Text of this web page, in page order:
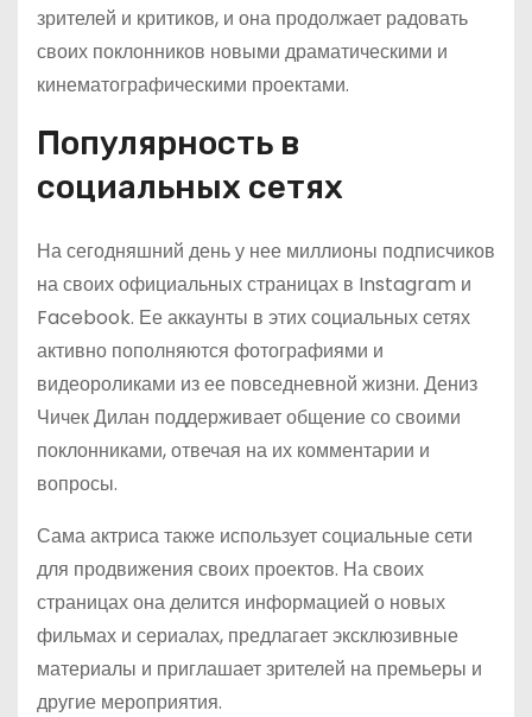
зрителей и критиков, и она продолжает радовать
своих поклонников новыми драматическими и
кинематографическими проектами.
Популярность в
социальных сетях
На сегодняшний день у нее миллионы подписчиков
на своих официальных страницах в Instagram и
Facebook. Ее аккаунты в этих социальных сетях
активно пополняются фотографиями и
видеороликами из ее повседневной жизни. Дениз
Чичек Дилан поддерживает общение со своими
поклонниками, отвечая на их комментарии и
вопросы.
Сама актриса также использует социальные сети
для продвижения своих проектов. На своих
страницах она делится информацией о новых
фильмах и сериалах, предлагает эксклюзивные
материалы и приглашает зрителей на премьеры и
другие мероприятия.